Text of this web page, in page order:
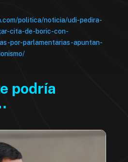
politica/noticia/udi-pedira-
cita-de-boric-con-
por-parlamentarias-apuntan-
podría